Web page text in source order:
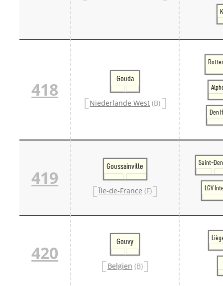
418
Gouda
Niederlande West (B)
Den
419
Goussainville
Île-de-France (F)
Saint-
LGV
420
Gouvy
Belgien (B)